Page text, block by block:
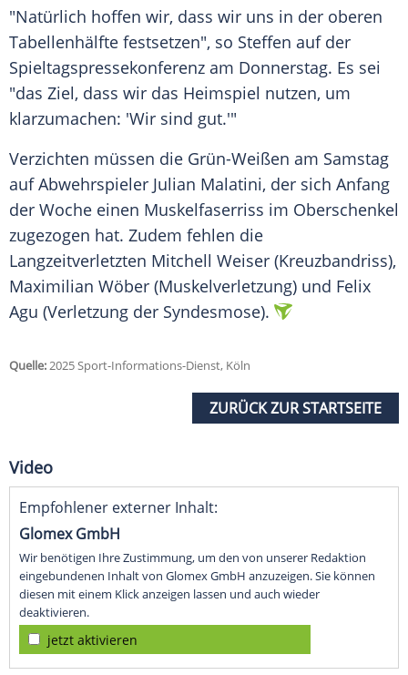
"Natürlich hoffen wir, dass wir uns in der oberen
Tabellenhälfte festsetzen", so Steffen auf der
Spieltagspressekonferenz am Donnerstag. Es sei
"das Ziel, dass wir das Heimspiel nutzen, um
klarzumachen: 'Wir sind gut.'"
Verzichten müssen die Grün-Weißen am Samstag
auf Abwehrspieler Julian Malatini, der sich Anfang
der Woche einen Muskelfaserriss im Oberschenkel
zugezogen hat. Zudem fehlen die
Langzeitverletzten Mitchell Weiser (Kreuzbandriss),
Maximilian Wöber (Muskelverletzung) und Felix
Agu (Verletzung der Syndesmose).
Quelle:2025 Sport-Informations-Dienst, Köln
ZURÜCK ZUR STARTSEITE
Video
Empfohlener externer Inhalt:
Glomex GmbH
Wir benötigen Ihre Zustimmung, um den von unserer Redaktion
eingebundenen Inhalt von Glomex GmbH anzuzeigen. Sie können
diesen mit einem Klick anzeigen lassen und auch wieder
deaktivieren.
jetzt aktivieren